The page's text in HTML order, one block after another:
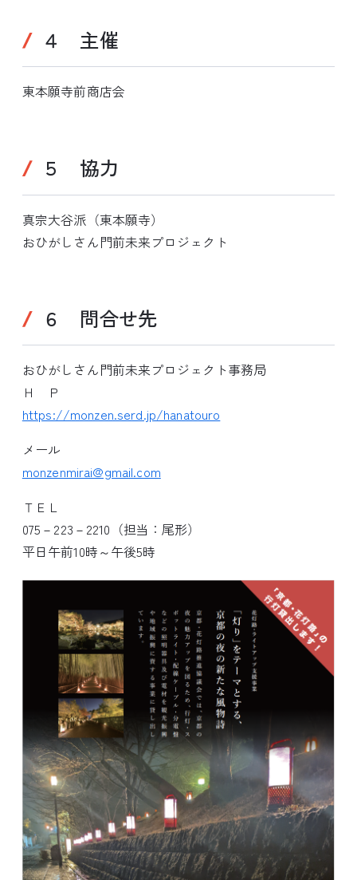
４ 主催
東本願寺前商店会
５ 協力
真宗大谷派（東本願寺）
おひがしさん門前未来プロジェクト
６ 問合せ先
おひがしさん門前未来プロジェクト事務局
Ｈ Ｐ
https://monzen.serd.jp/hanatouro
メール
monzenmirai@gmail.com
ＴＥＬ
075－223－2210（担当：尾形）
平日午前10時～午後5時